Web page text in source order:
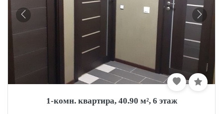
1-комн. квартира, 40.90 м², 6 этаж